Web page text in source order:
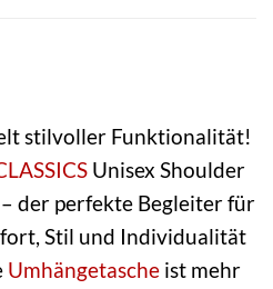
stilvoller Funktionalität!
Unisex Shoulder
der perfekte Begleiter für
Stil und Individualität
Umhängetasche ist mehr